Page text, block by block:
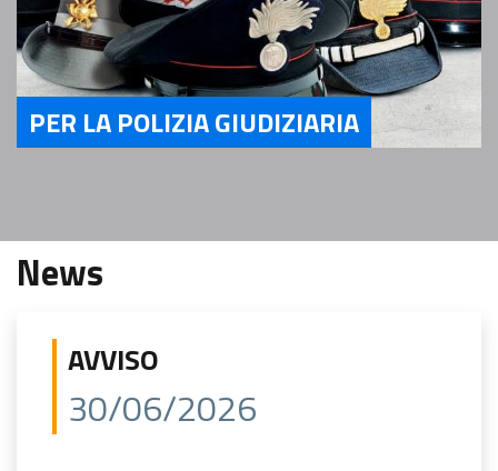
PER LA POLIZIA GIUDIZIARIA
News
AVVISO
30/06/2026